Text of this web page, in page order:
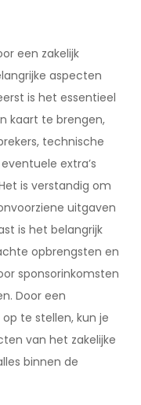
een zakelijk
aspecten
is het essentieel
kaart te brengen,
technische
extra’s
is verstandig om
uitgaven
is het belangrijk
opbrengsten en
sponsorinkomsten
Door een
te stellen, kun je
van het zakelijke
binnen de